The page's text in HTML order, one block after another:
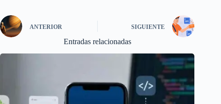
ANTERIOR SIGUIENTE
Entradas relacionadas